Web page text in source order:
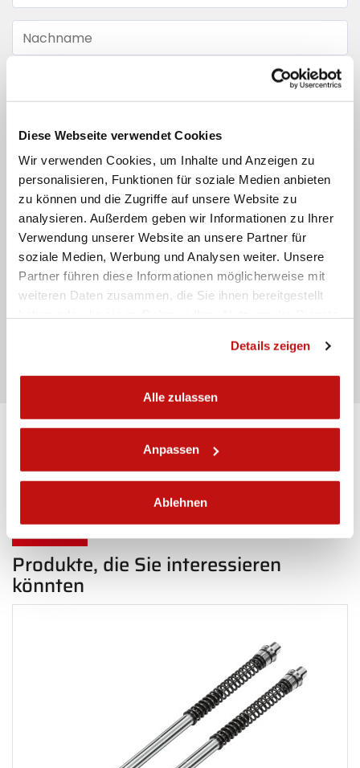
Diese Webseite verwendet Cookies
Wir verwenden Cookies, um Inhalte und Anzeigen zu
personalisieren, Funktionen für soziale Medien anbieten
zu können und die Zugriffe auf unsere Website zu
analysieren. Außerdem geben wir Informationen zu Ihrer
Verwendung unserer Website an unsere Partner für
soziale Medien, Werbung und Analysen weiter. Unsere
Partner führen diese Informationen möglicherweise mit
weiteren Daten zusammen, die Sie ihnen bereitgestellt
Details zeigen
Alle zulassen
Anpassen
Ablehnen
Nachname
Telefon
Nachricht
Ich habe dieDatenschutzbestimmungen gelesen
Zurück Vorderseite
Produkte, die Sie interessieren
könnten